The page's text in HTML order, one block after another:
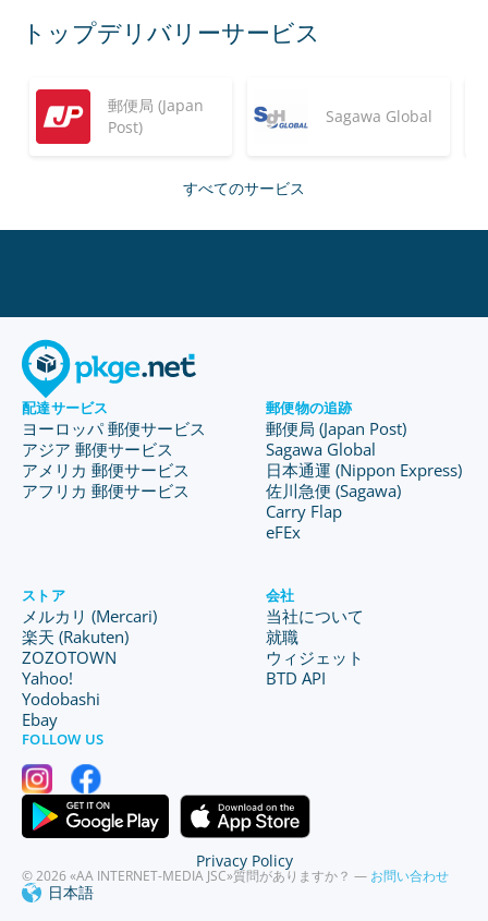
トップデリバリーサービス
郵便局 (Japan
Post)
Sagawa Global
すべてのサービス
配達サービス
ヨーロッパ 郵便サービス
アジア 郵便サービス
アメリカ 郵便サービス
アフリカ 郵便サービス
郵便物の追跡
郵便局 (Japan Post)
Sagawa Global
日本通運 (Nippon Express)
佐川急便 (Sagawa)
Carry Flap
eFEx
ストア
メルカリ (Mercari)
楽天 (Rakuten)
ZOZOTOWN
Yahoo!
Yodobashi
Ebay
会社
当社について
就職
ウィジェット
BTD API
FOLLOW US
© 2026 «AA INTERNET-MEDIA JSC»質問がありますか？ — お問い合わせ
日本語
Privacy Policy